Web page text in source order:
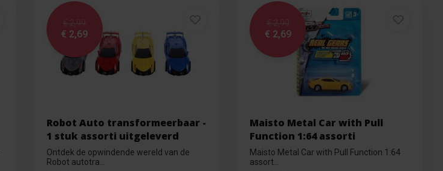
€ 2,99
€ 2,69
Robot Auto transformeerbaar -
1 stuk assorti uitgeleverd
Ontdek de opwindende wereld van de
Robot autotra...
€ 2,99
€ 2,69
Maisto Metal Car with Pull
Function 1:64 assorti
Maisto Metal Car with Pull Function 1:64
assort...